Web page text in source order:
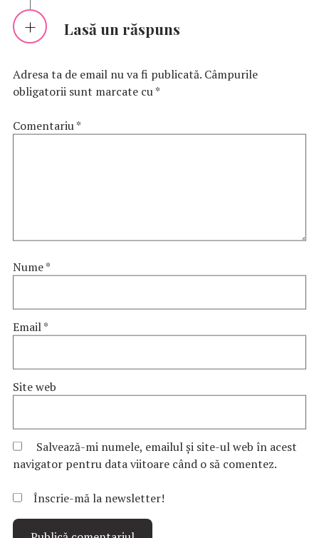
Lasă un răspuns
Adresa ta de email nu va fi publicată. Câmpurile
obligatorii sunt marcate cu*
Comentariu*
Nume*
Email*
Site web
Salvează-mi numele, emailul și site-ul web în acest
navigator pentru data viitoare când o să comentez.
Înscrie-mă la newsletter!